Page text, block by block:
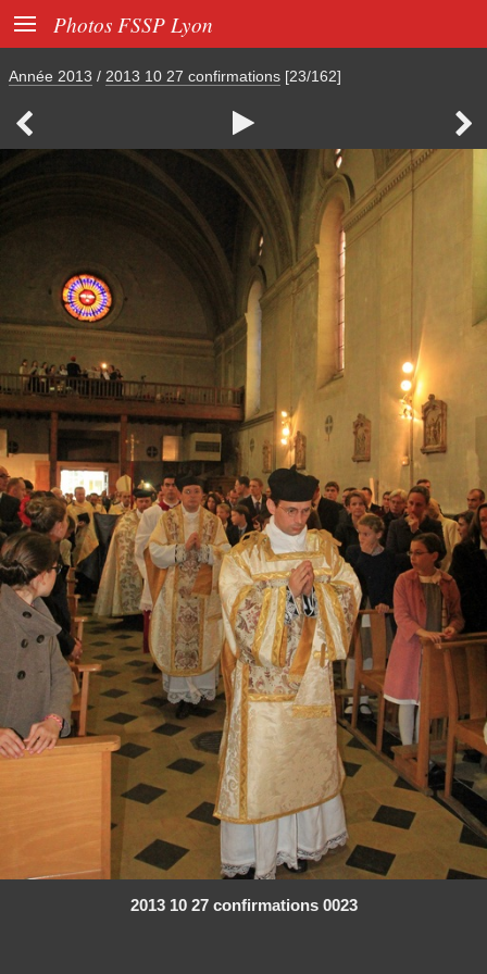
 Photos FSSP Lyon
Année 2013 / 2013 10 27 confirmations [23/162]
  
2013 10 27 confirmations 0023